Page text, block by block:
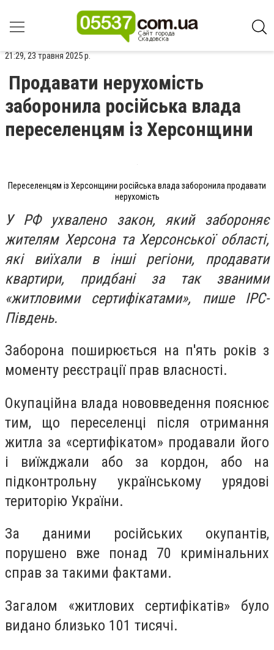
21:29, 23 травня 2025 р.
Продавати нерухомість
заборонила російська влада
переселенцям із Херсонщини
Переселенцям із Херсонщини російська влада заборонила продавати
нерухомість
У РФ ухвалено закон, який забороняє
жителям Херсона та Херсонської області,
які виїхали в інші регіони, продавати
квартири, придбані за так званими
«житловими сертифікатами», пише ІРС-
Південь.
Заборона поширюється на п'ять років з
моменту реєстрації прав власності.
Окупаційна влада нововведення пояснює
тим, що переселенці після отримання
житла за «сертифікатом» продавали його
і виїжджали або за кордон, або на
підконтрольну українському урядові
територію України.
За даними російських окупантів,
порушено вже понад 70 кримінальних
справ за такими фактами.
Загалом «житлових сертифікатів» було
видано близько 101 тисячі.